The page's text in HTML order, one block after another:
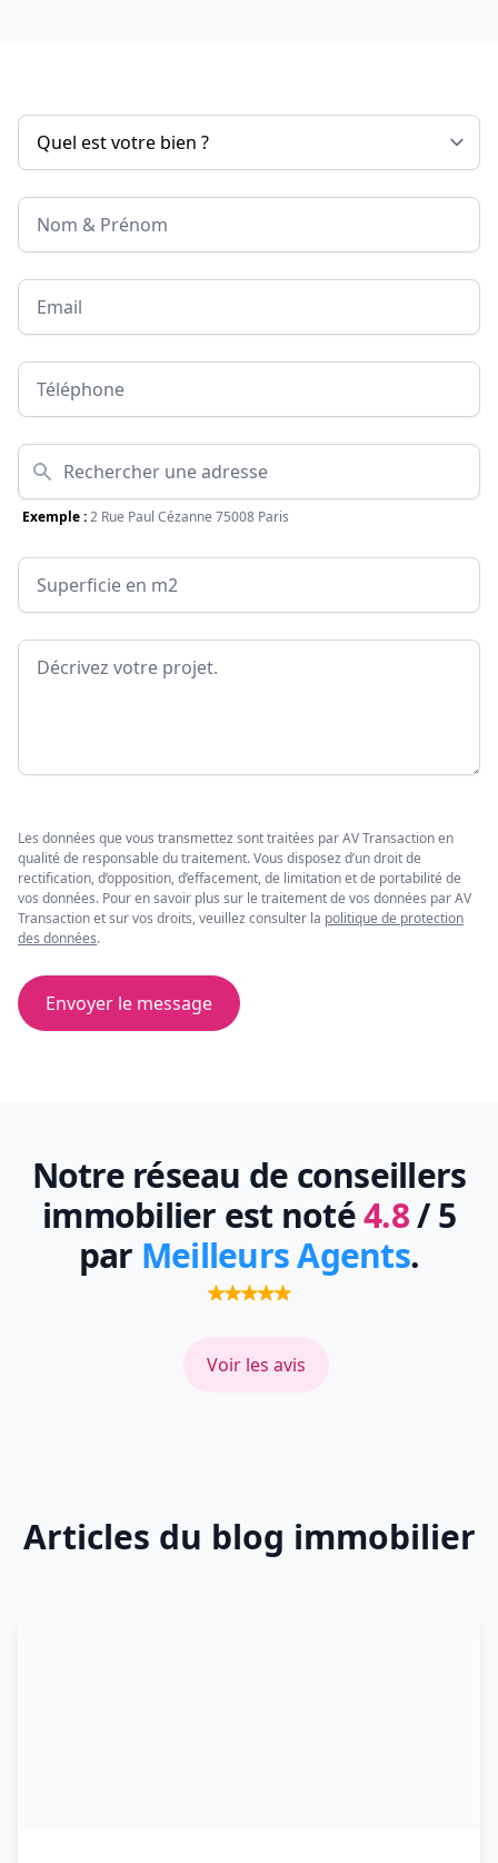
Nom & Prénom
Email
Téléphone
Adresse
Exemple :2 Rue Paul Cézanne 75008 Paris
Surface
Message
Les données que vous transmettez sont traitées par AV Transaction en
qualité de responsable du traitement. Vous disposez d’un droit de
rectification, d’opposition, d’effacement, de limitation et de portabilité de
vos données. Pour en savoir plus sur le traitement de vos données par AV
Transaction et sur vos droits, veuillez consulter la politique de protection
des données.
Envoyer le message
Notre réseau de conseillers
immobilier est noté4.8/ 5
par Meilleurs Agents.
Voir les avis
Articles du blog immobilier